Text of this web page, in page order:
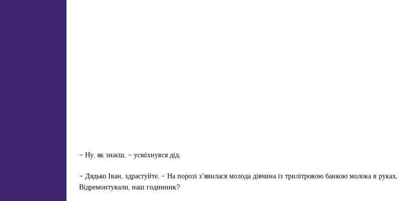
– Ну, як знаєш, – усміхнувся дід.
– Дядько Іван, здрастуйте. – На порозі з’явилася молода дівчина із трилітровою банкою молока в руках.
Відремонтували, наш годинник?